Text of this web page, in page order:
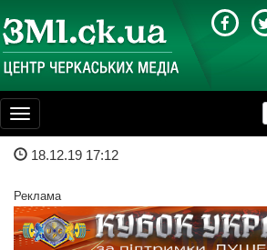
Toggle
navigation
18.12.19 17:12
Реклама